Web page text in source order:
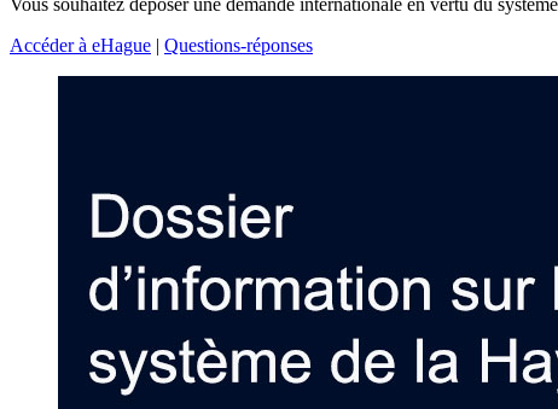
Accéder à eHague | Questions-réponses